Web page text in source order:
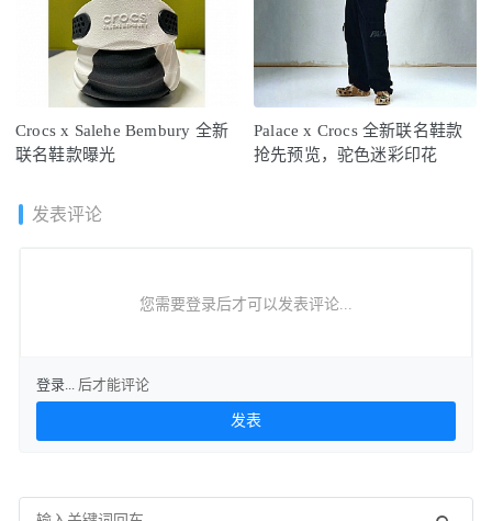
Crocs x Salehe Bembury 全新
联名鞋款曝光
Palace x Crocs 全新联名鞋款
抢先预览，驼色迷彩印花
发表评论
您需要登录后才可以发表评论...
登录... 后才能评论